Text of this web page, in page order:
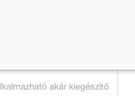
akár kiegészítő